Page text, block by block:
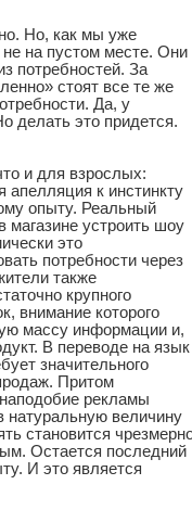
Но, как мы уже
на пустом месте. Они
потребностей. За
стоят все те же
Да, у
делать это придется.
и для взрослых:
апелляция к инстинкту
опыту. Реальный
магазине устроить шоу
это
потребности через
также
крупного
внимание которого
массу информации и,
В переводе на язык
значительного
Притом
рекламы
натуральную величину
становится
Остается последний
И это является